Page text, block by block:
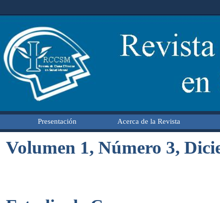
Presentación Acerca de la Revista
Volumen 1, Número 3,